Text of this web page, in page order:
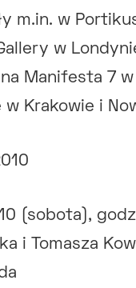
m.in. w
w
Manifesta 7
Krakowie i
(sobota),
i Tomasza